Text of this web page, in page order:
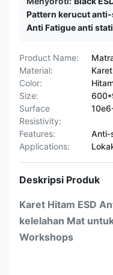
Pattern kerucut
Anti Fatigue anti
Product Name:
Material:
Karet
Color:
Size:
Surface
Resistivity:
Features:
Anti-
Applications:
Deskripsi Produk
Karet Hitam ESD
kelelahan Mat
Workshops